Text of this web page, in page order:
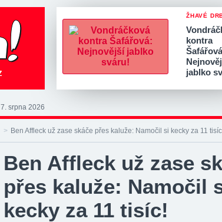
ŽHAVÉ
kontra
jablko
7. srpna 2026
> Ben Affleck už zase skáče přes kaluže: Namočil si kecky za 11
Ben Affleck už zase
přes kaluže: Namočil
kecky za 11 tisíc!